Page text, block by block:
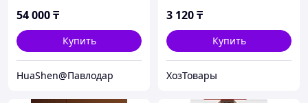
54 000₸
Купить
HuaShen@Павлодар
3 120₸
Купить
ХозТовары